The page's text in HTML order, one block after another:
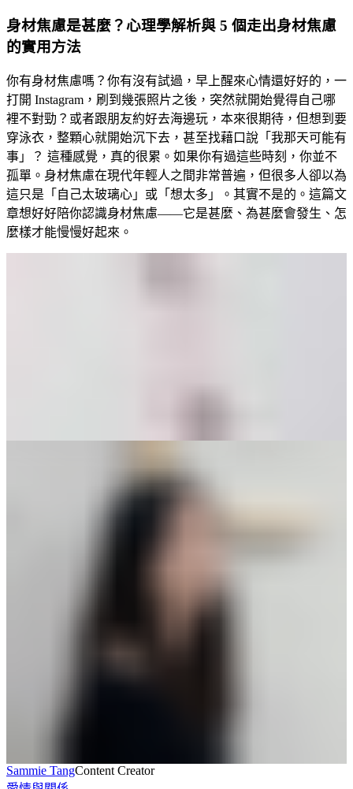
身材焦慮是甚麼？心理學解析與 5 個走出身材焦慮
的實用方法
你有身材焦慮嗎？你有沒有試過，早上醒來心情還好好的，一
打開 Instagram，刷到幾張照片之後，突然就開始覺得自己哪
裡不對勁？或者跟朋友約好去海邊玩，本來很期待，但想到要
穿泳衣，整顆心就開始沉下去，甚至找藉口說「我那天可能有
事」？ 這種感覺，真的很累。如果你有過這些時刻，你並不
孤單。身材焦慮在現代年輕人之間非常普遍，但很多人卻以為
這只是「自己太玻璃心」或「想太多」。其實不是的。這篇文
章想好好陪你認識身材焦慮——它是甚麼、為甚麼會發生、怎
麼樣才能慢慢好起來。
Sammie TangContent Creator